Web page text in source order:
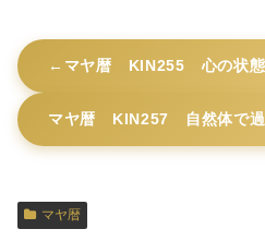
マヤ暦 KIN255 心の状態
マヤ暦 KIN257 自然体で過
マヤ暦